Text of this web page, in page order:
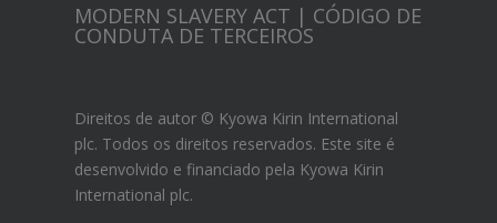
MODERN SLAVERY ACT | CÓDIGO DE
CONDUTA DE TERCEIROS
Direitos de autor © Kyowa Kirin International
plc. Todos os direitos reservados. Este site é
desenvolvido e financiado pela Kyowa Kirin
International plc.